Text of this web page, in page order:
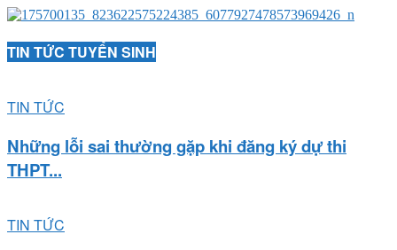
TIN TỨC TUYỂN SINH
TIN TỨC
Những lỗi sai thường gặp khi đăng ký dự thi
THPT...
TIN TỨC